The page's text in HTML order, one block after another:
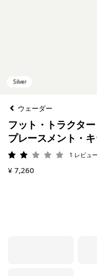
ウェーダー
フット・トラクタ
プレースメント・キ
評価: 2 / 5 1 レビュー
¥ 7,260